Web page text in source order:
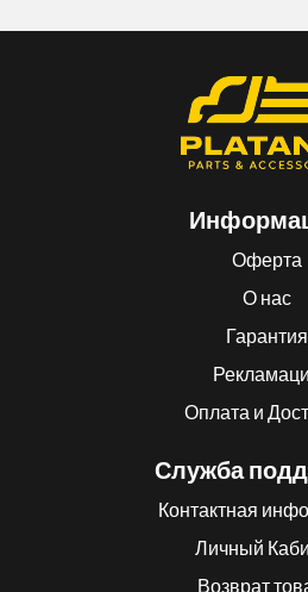
Оферта
О нас
Гарантия
Оплата и
Служба
Контактная
Личный
Возврат